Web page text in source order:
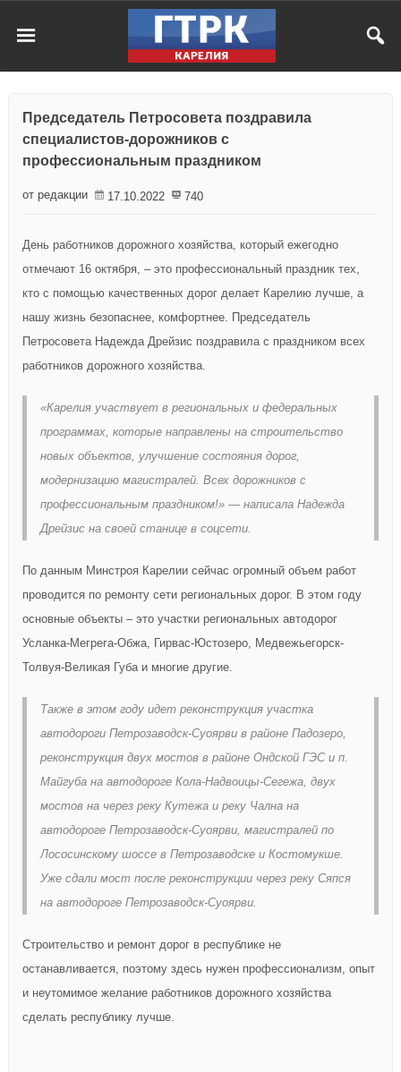
Председатель Петросовета поздравила
специалистов-дорожников с
профессиональным праздником
от редакции 17.10.2022 740
День работников дорожного хозяйства, который ежегодно
отмечают 16 октября, – это профессиональный праздник тех,
кто с помощью качественных дорог делает Карелию лучше, а
нашу жизнь безопаснее, комфортнее. Председатель
Петросовета Надежда Дрейзис поздравила с праздником всех
работников дорожного хозяйства.
«Карелия участвует в региональных и федеральных
программах, которые направлены на строительство
новых объектов, улучшение состояния дорог,
модернизацию магистралей. Всех дорожников с
профессиональным праздником!» ― написала Надежда
Дрейзис на своей станице в соцсети.
По данным Минстроя Карелии сейчас огромный объем работ
проводится по ремонту сети региональных дорог. В этом году
основные объекты ‒ это участки региональных автодорог
Усланка-Мегрега-Обжа, Гирвас-Юстозеро, Медвежьегорск-
Толвуя-Великая Губа и многие другие.
Также в этом году идет реконструкция участка
автодороги Петрозаводск-Суоярви в районе Падозеро,
реконструкция двух мостов в районе Ондской ГЭС и п.
Майгуба на автодороге Кола-Надвоицы-Сегежа, двух
мостов на через реку Кутежа и реку Чална на
автодороге Петрозаводск-Суоярви, магистралей по
Лососинскому шоссе в Петрозаводске и Костомукше.
Уже сдали мост после реконструкции через реку Сяпся
на автодороге Петрозаводск-Суоярви.
Строительство и ремонт дорог в республике не
останавливается, поэтому здесь нужен профессионализм, опыт
и неутомимое желание работников дорожного хозяйства
сделать республику лучше.